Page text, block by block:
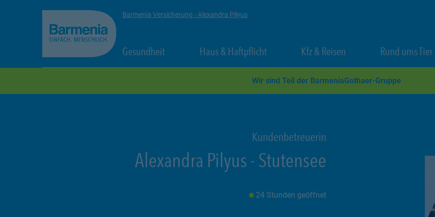
Barmenia Versicherung - Alexandra Pilyus
Gesundheit Link Opens in New Tab
Haus & HaftpflichtLink Opens in New Tab
Kfz & Reisen Link Opens in New Tab
Rund ums Tier
Wir sind Teil der BarmeniaGothaer-Gruppe
Kundenbetreuerin
Alexandra Pilyus - Stutensee
24 Stunden geöffnet